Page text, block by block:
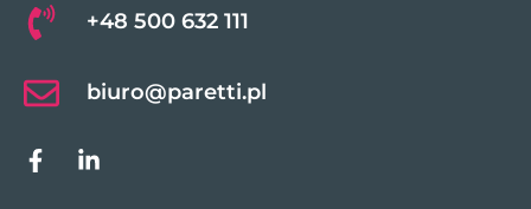
+48 500 632 111
biuro@paretti.pl